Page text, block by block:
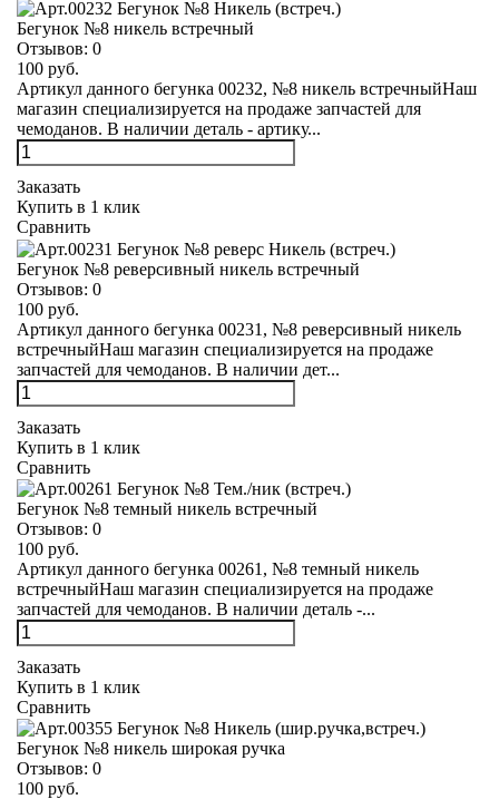
Бегунок №8 никель встречный
Отзывов: 0
100 руб.
Артикул данного бегунка 00232, №8 никель встречныйНаш
магазин специализируется на продаже запчастей для
чемоданов. В наличии деталь - артику...
Заказать
Купить в 1 клик
Сравнить
Бегунок №8 реверсивный никель встречный
Отзывов: 0
100 руб.
Артикул данного бегунка 00231, №8 реверсивный никель
встречныйНаш магазин специализируется на продаже
запчастей для чемоданов. В наличии дет...
Заказать
Купить в 1 клик
Сравнить
Бегунок №8 темный никель встречный
Отзывов: 0
100 руб.
Артикул данного бегунка 00261, №8 темный никель
встречныйНаш магазин специализируется на продаже
запчастей для чемоданов. В наличии деталь -...
Заказать
Купить в 1 клик
Сравнить
Бегунок №8 никель широкая ручка
Отзывов: 0
100 руб.